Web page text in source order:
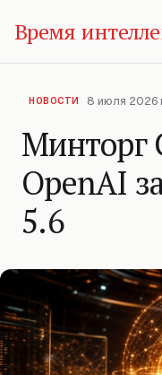
Время
НОВОСТИ 8 июля 2026
Минторг
OpenAI
5.6